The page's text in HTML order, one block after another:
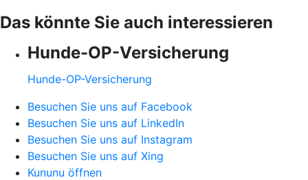
Das könnte Sie auch interessieren
Hunde-OP-Versicherung
Hunde-OP-Versicherung
Besuchen Sie uns auf Facebook
Besuchen Sie uns auf LinkedIn
Besuchen Sie uns auf Instagram
Besuchen Sie uns auf Xing
Kununu öffnen